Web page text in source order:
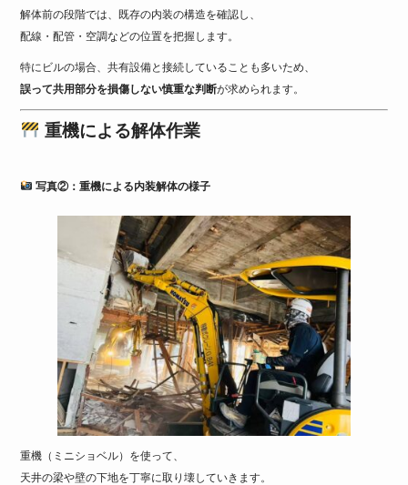
解体前の段階では、既存の内装の構造を確認し、
配線・配管・空調などの位置を把握します。
特にビルの場合、共有設備と接続していることも多いため、
誤って共用部分を損傷しない慎重な判断が求められます。
重機による解体作業
写真②：重機による内装解体の様子
重機（ミニショベル）を使って、
天井の梁や壁の下地を丁寧に取り壊していきます。